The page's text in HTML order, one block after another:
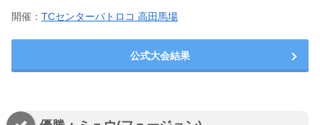
開催： TCセンターバトロコ 高田馬場
公式大会結果